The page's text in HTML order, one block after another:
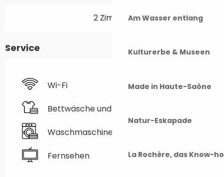
Am Wasser entlang
Kulturerbe & Museen
Made in Haute-Saône
Natur-Eskapade
La Rochère, das Know-
2 Zimmer
Service
Wi-Fi
Bettwäsche und Laken
Waschmaschine
Fernsehen